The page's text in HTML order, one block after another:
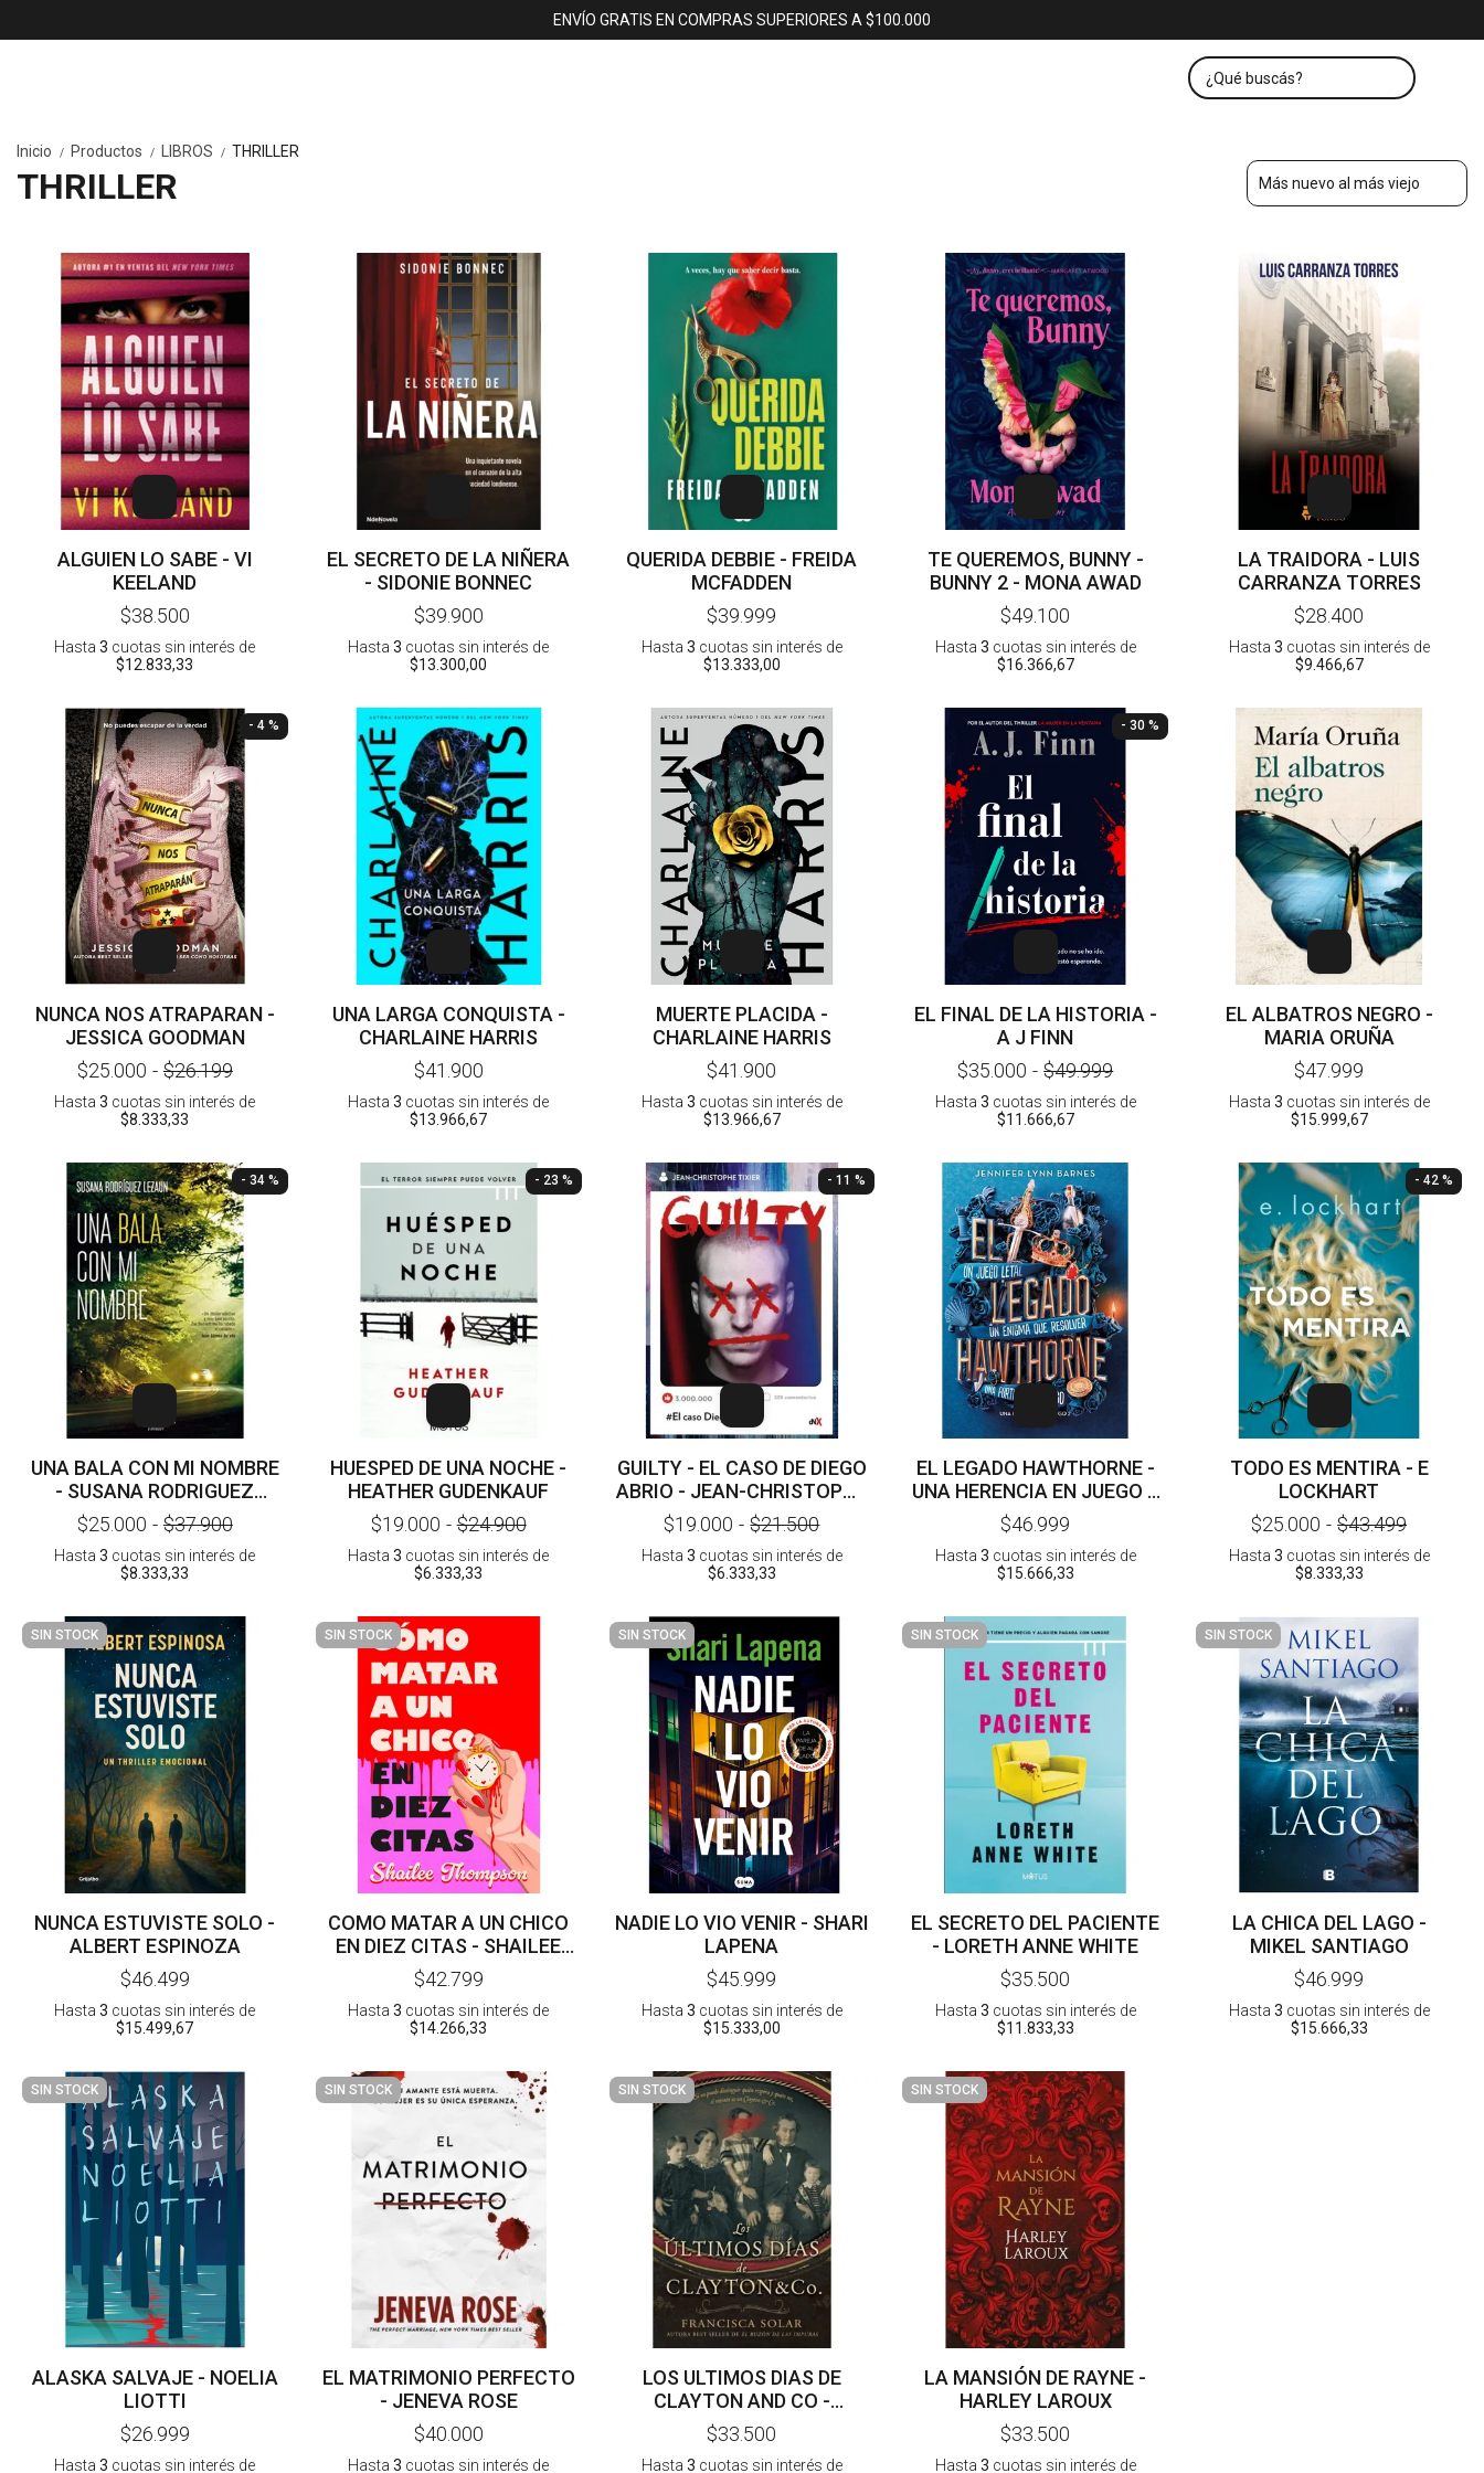
ENVÍO GRATIS EN COMPRAS SUPERIORES A $100.000
Inicio / Productos / LIBROS / THRILLER
THRILLER
ALGUIEN LO SABE - VI
KEELAND
$38.500
Hasta3 cuotas sin interés de
$12.833,33
EL SECRETO DE LA NIÑERA
- SIDONIE BONNEC
$39.900
Hasta3 cuotas sin interés de
$13.300,00
QUERIDA DEBBIE - FREIDA
MCFADDEN
$39.999
Hasta 3 cuotas sin interés de
$13.333,00
TE QUEREMOS, BUNNY -
BUNNY 2 - MONA AWAD
$49.100
Hasta 3 cuotas sin interés de
$16.366,67
LA TRAIDORA - LUIS
CARRANZA TORRES
$28.400
Hasta 3 cuotas sin interés de
$9.466,67
- 4 %
NUNCA NOS ATRAPARAN -
JESSICA GOODMAN
$25.000 - $26.199
Hasta3 cuotas sin interés de
$8.333,33
UNA LARGA CONQUISTA -
CHARLAINE HARRIS
$41.900
Hasta3 cuotas sin interés de
$13.966,67
MUERTE PLACIDA -
CHARLAINE HARRIS
$41.900
Hasta 3 cuotas sin interés de
$13.966,67
- 30 %
EL FINAL DE LA HISTORIA -
A J FINN
$35.000 - $49.999
Hasta 3 cuotas sin interés de
$11.666,67
EL ALBATROS NEGRO -
MARIA ORUÑA
$47.999
Hasta 3 cuotas sin interés de
$15.999,67
- 34 %
UNA BALA CON MI NOMBRE
- SUSANA RODRIGUEZ
LEZAUN
$25.000 - $37.900
Hasta3 cuotas sin interés de
$8.333,33
- 23 %
HUESPED DE UNA NOCHE -
HEATHER GUDENKAUF
$19.000 - $24.900
Hasta3 cuotas sin interés de
$6.333,33
- 11 %
GUILTY - EL CASO DE DIEGO
ABRIO - JEAN-CHRISTOPHE
TIXIER
$19.000 - $21.500
Hasta 3 cuotas sin interés de
$6.333,33
EL LEGADO HAWTHORNE -
UNA HERENCIA EN JUEGO 2
- JENNIFER BARNES
$46.999
Hasta 3 cuotas sin interés de
$15.666,33
- 42 %
TODO ES MENTIRA - E
LOCKHART
$25.000 - $43.499
Hasta 3 cuotas sin interés de
$8.333,33
SIN STOCK
NUNCA ESTUVISTE SOLO -
ALBERT ESPINOZA
$46.499
Hasta3 cuotas sin interés de
$15.499,67
SIN STOCK
COMO MATAR A UN CHICO
EN DIEZ CITAS - SHAILEE
THOMPSON
$42.799
Hasta3 cuotas sin interés de
$14.266,33
SIN STOCK
NADIE LO VIO VENIR - SHARI
LAPENA
$45.999
Hasta 3 cuotas sin interés de
$15.333,00
SIN STOCK
EL SECRETO DEL PACIENTE
- LORETH ANNE WHITE
$35.500
Hasta 3 cuotas sin interés de
$11.833,33
SIN STOCK
LA CHICA DEL LAGO -
MIKEL SANTIAGO
$46.999
Hasta 3 cuotas sin interés de
$15.666,33
SIN STOCK
ALASKA SALVAJE - NOELIA
LIOTTI
$26.999
Hasta3 cuotas sin interés de
SIN STOCK
EL MATRIMONIO PERFECTO
- JENEVA ROSE
$40.000
Hasta3 cuotas sin interés de
SIN STOCK
LOS ULTIMOS DIAS DE
CLAYTON AND CO -
FRANCISCA SOLAR
$33.500
Hasta 3 cuotas sin interés de
SIN STOCK
LA MANSIÓN DE RAYNE -
HARLEY LAROUX
$33.500
Hasta 3 cuotas sin interés de